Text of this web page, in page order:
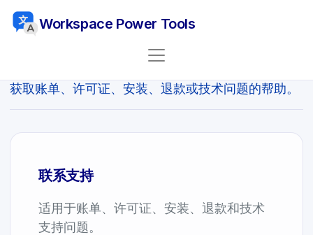
Workspace Power Tools
获取账单、许可证、安装、退款或技术问题的帮助。
联系支持
适用于账单、许可证、安装、退款和技术
支持问题。